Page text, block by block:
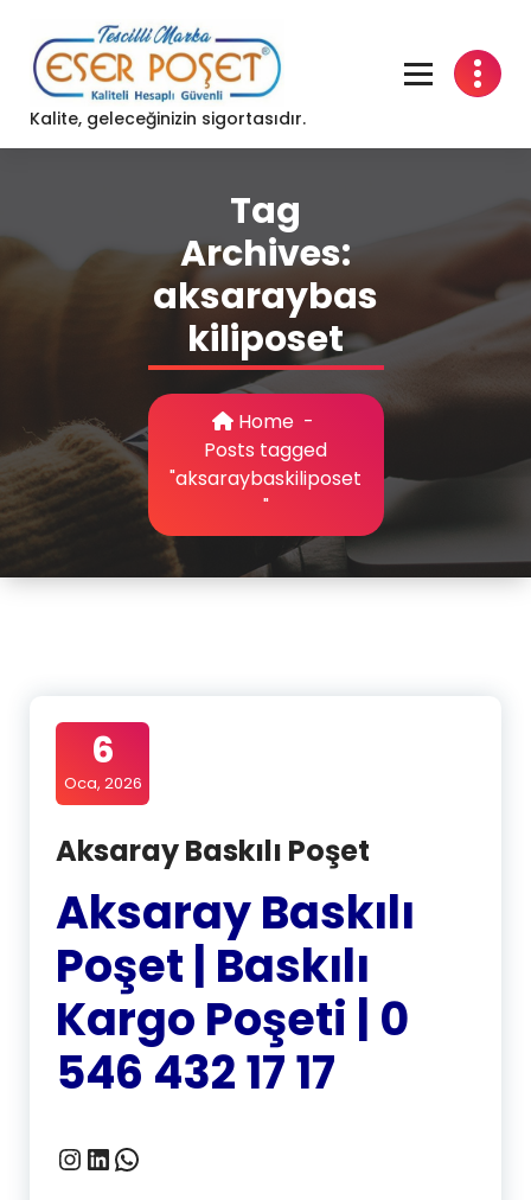
content
Kalite, geleceğinizin sigortasıdır.
Tag
Archives:
aksaraybas
kiliposet
Home -
Posts tagged
"aksaraybaskiliposet
"
6
Oca, 2026
Aksaray Baskılı Poşet
Aksaray Baskılı
Poşet | Baskılı
Kargo Poşeti | 0
546 432 17 17
Instagram
LinkedIn
WhatsApp